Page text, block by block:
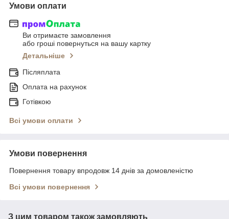
Умови оплати
Ви отримаєте замовлення
або гроші повернуться на вашу картку
Детальніше
Післяплата
Оплата на рахунок
Готівкою
Всі умови оплати
Умови повернення
Повернення товару впродовж 14 днів за домовленістю
Всі умови повернення
З цим товаром також замовляють